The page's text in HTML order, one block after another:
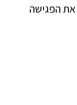
את הפגישה